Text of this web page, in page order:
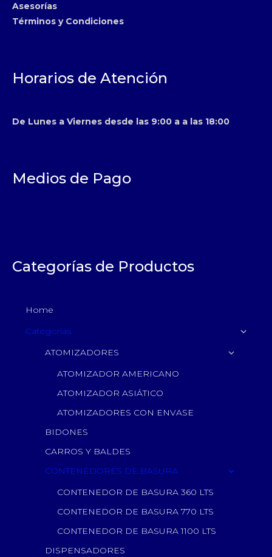
Asesorías
Términos y Condiciones
Horarios de Atención
De Lunes a Viernes desde las 9:00 a a las 18:00
Medios de Pago
Categorías de Productos
Home
Categorías
ATOMIZADORES
ATOMIZADOR AMERICANO
ATOMIZADOR ASIÁTICO
ATOMIZADORES CON ENVASE
BIDONES
CARROS Y BALDES
CONTENEDORES DE BASURA
CONTENEDOR DE BASURA 360 LTS
CONTENEDOR DE BASURA 770 LTS
CONTENEDOR DE BASURA 1100 LTS
DISPENSADORES